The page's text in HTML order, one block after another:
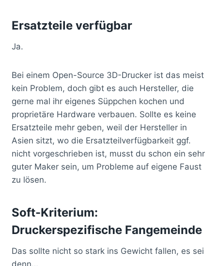
Ersatzteile verfügbar
Ja.
Bei einem Open-Source 3D-Drucker ist das meist
kein Problem, doch gibt es auch Hersteller, die
gerne mal ihr eigenes Süppchen kochen und
proprietäre Hardware verbauen. Sollte es keine
Ersatzteile mehr geben, weil der Hersteller in
Asien sitzt, wo die Ersatzteilverfügbarkeit ggf.
nicht vorgeschrieben ist, musst du schon ein sehr
guter Maker sein, um Probleme auf eigene Faust
zu lösen.
Soft-Kriterium:
Druckerspezifische Fangemeinde
Das sollte nicht so stark ins Gewicht fallen, es sei
denn…